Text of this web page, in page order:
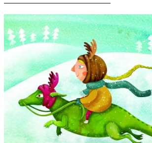
küldése, mi így készülünk az
csak lélekben is, de megpróbálunk
ünnepre hangoló ötleteink!